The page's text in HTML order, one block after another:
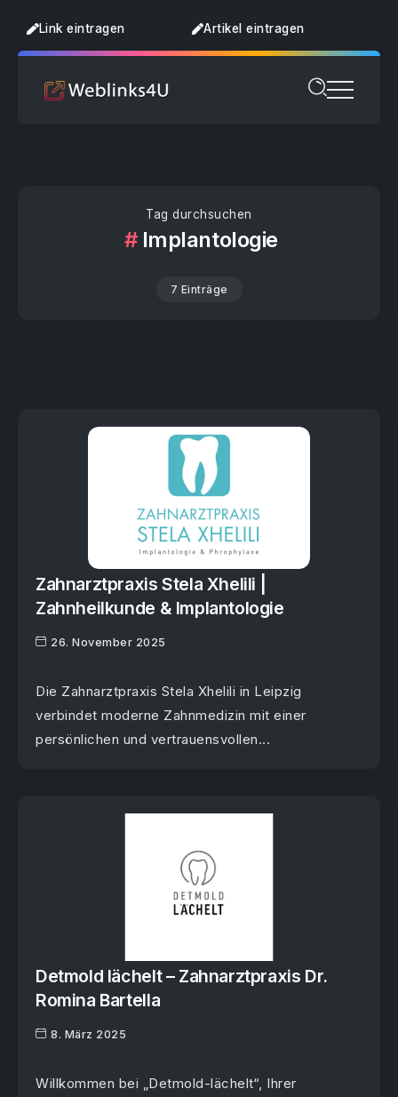
Link eintragen Artikel eintragen
Tag durchsuchen
Implantologie
7 Einträge
Zahnarztpraxis Stela Xhelili |
Zahnheilkunde & Implantologie
26. November 2025
Die Zahnarztpraxis Stela Xhelili in Leipzig
verbindet moderne Zahnmedizin mit einer
persönlichen und vertrauensvollen...
Detmold lächelt – Zahnarztpraxis Dr.
Romina Bartella
8. März 2025
Willkommen bei „Detmold-lächelt“, Ihrer